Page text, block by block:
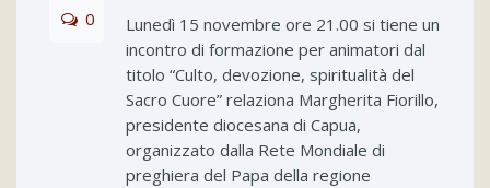
0
Lunedì 15 novembre ore 21.00 si tiene un
incontro di formazione per animatori dal
titolo “Culto, devozione, spiritualità del
Sacro Cuore” relaziona Margherita Fiorillo,
presidente diocesana di Capua,
organizzato dalla Rete Mondiale di
preghiera del Papa della regione